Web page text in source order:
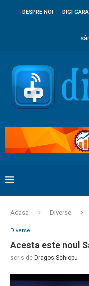
DESPRE NOI DIGI
Acasa Diverse
Diverse
Acesta este noul
scris de Dragos Schiopu